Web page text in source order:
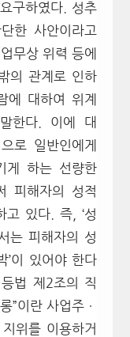
구하였다. 성추
한 사안이라고
업무상 위력 등에
의 관계로 인하
에 대하여 위계
한다. 이에 대
로 일반인에게
게 하는 선량한
피해자의 성적
고 있다. 즉, ‘성
는 피해자의 성
’이 있어야 한다
법 제2조의 직
”이란 사업주ㆍ
위를 이용하거